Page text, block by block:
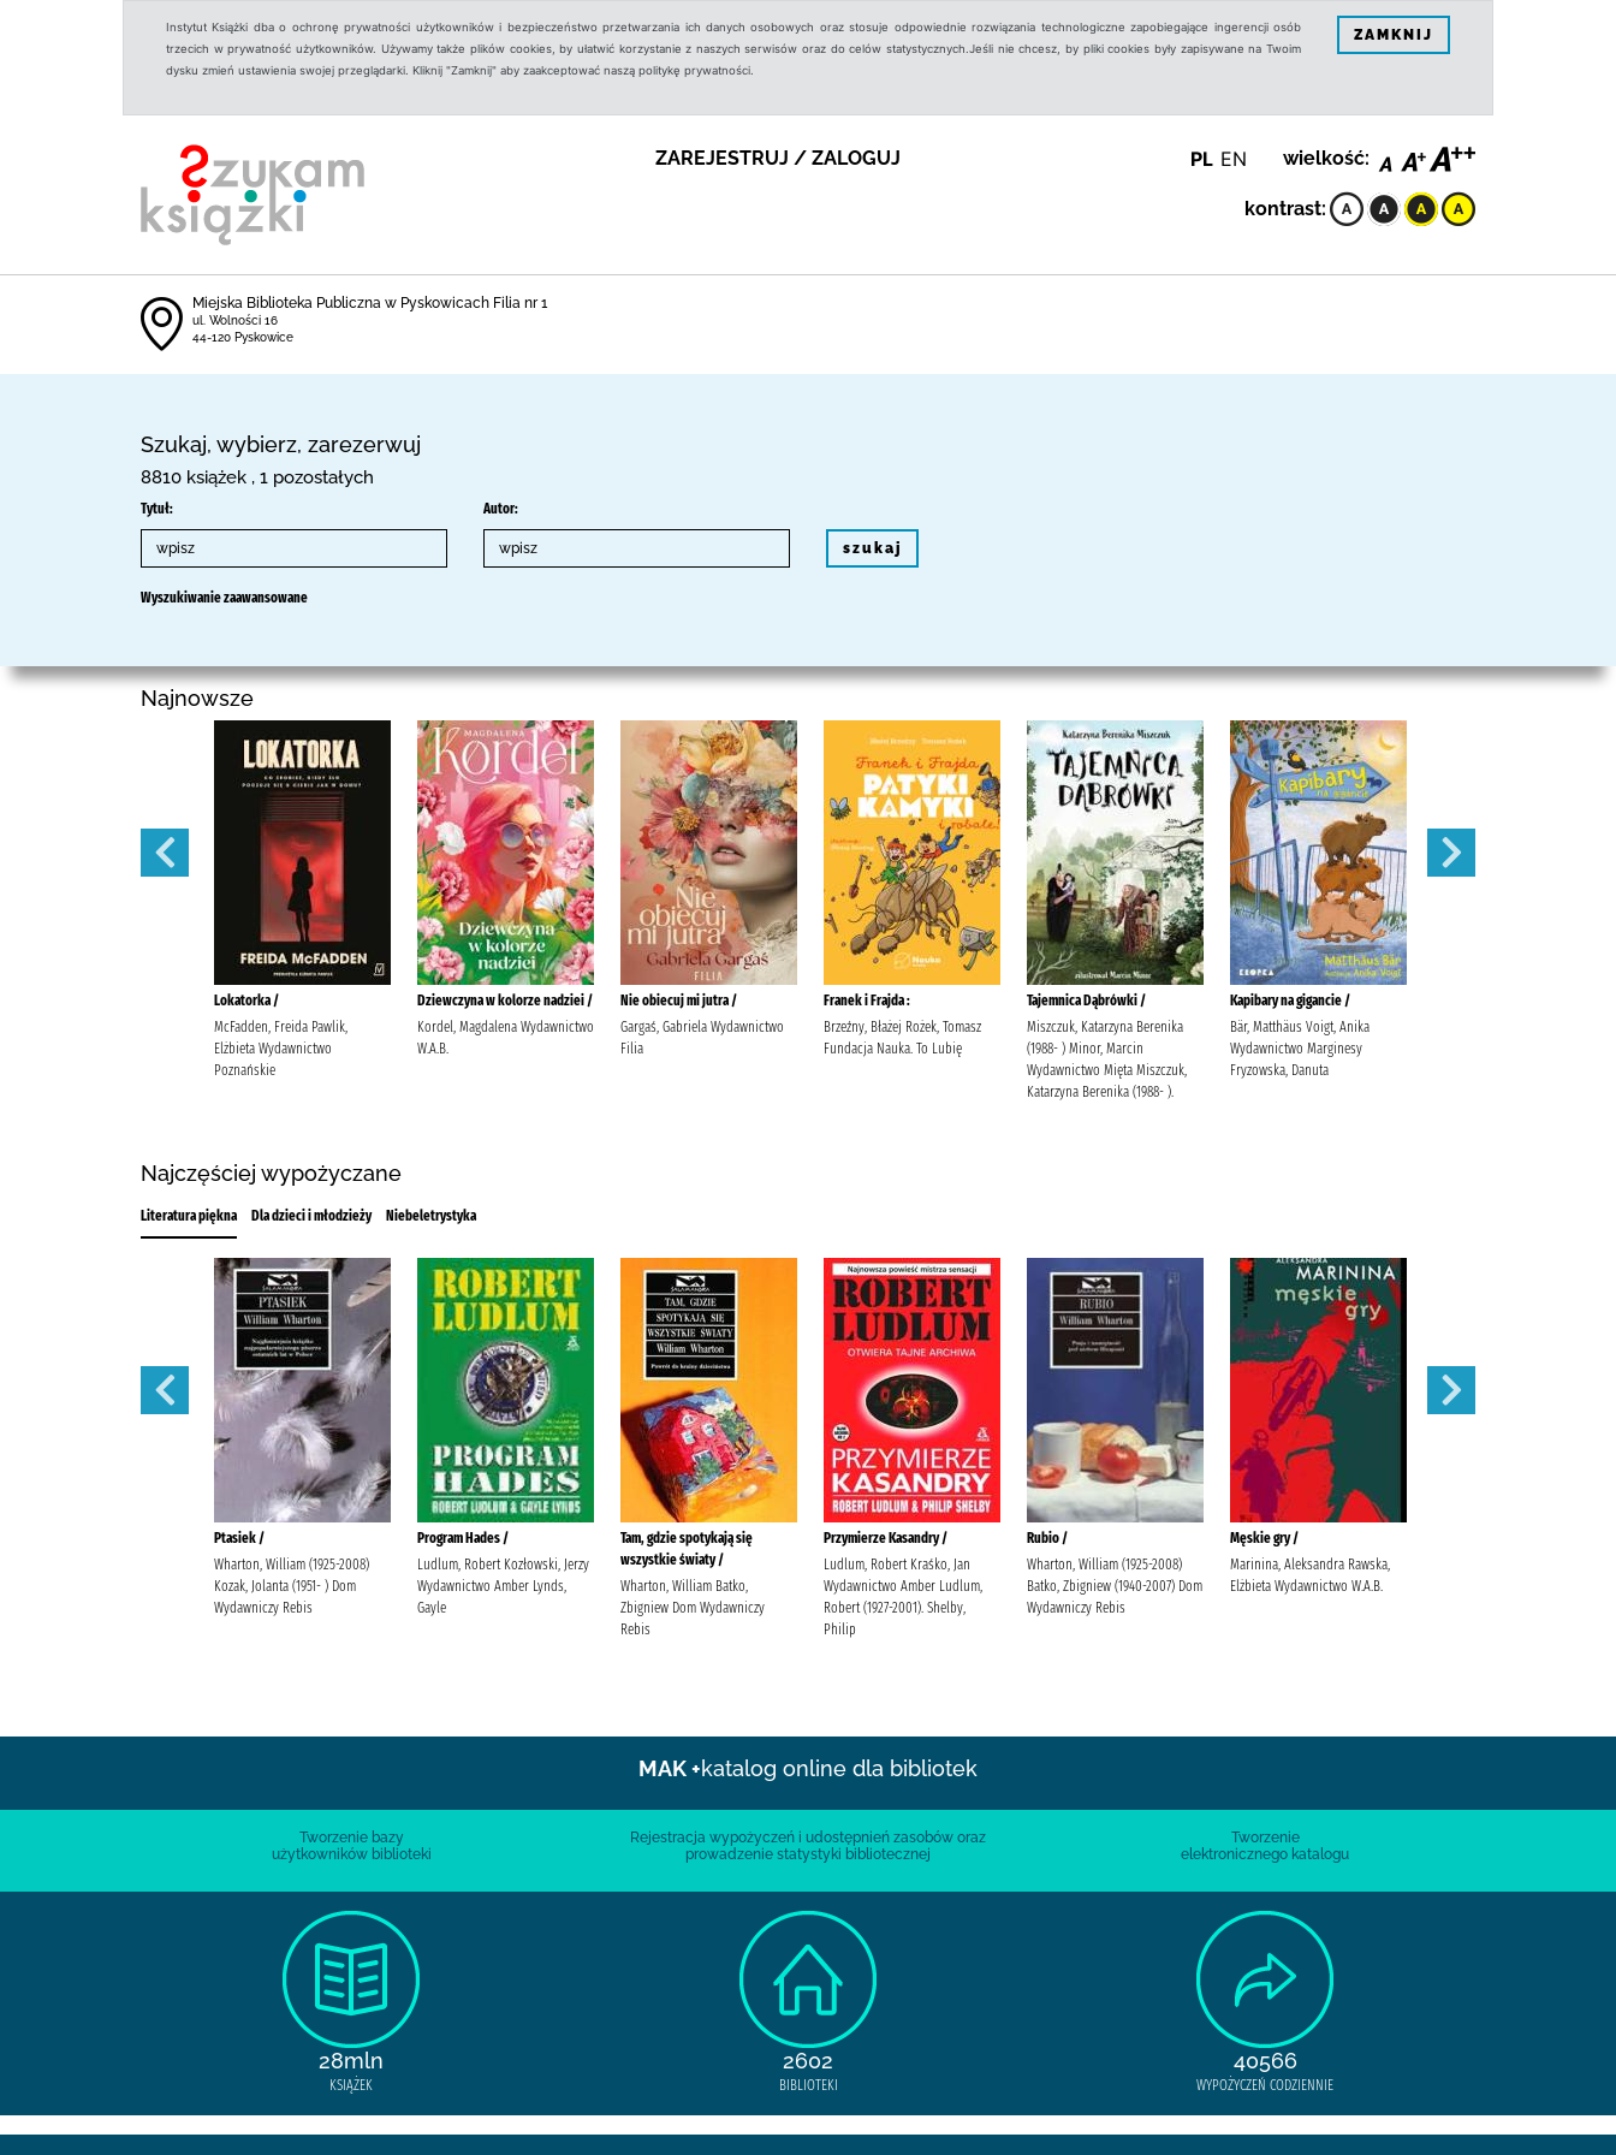
Instytut Książki dba o ochronę prywatności użytkowników i bezpieczeństwo przetwarzania ich danych osobowych oraz stosuje odpowiednie rozwiązania technologiczne zapobiegające ingerencji osób
trzecich w prywatność użytkowników. Używamy także plików cookies, by ułatwić korzystanie z naszych serwisów oraz do celów statystycznych.Jeśli nie chcesz, by pliki cookies były zapisywane na Twoim
dysku zmień ustawienia swojej przeglądarki. Kliknij "Zamknij" aby zaakceptować naszą politykę prywatności.
ZAMKNIJ
ZAREJESTRUJ / ZALOGUJ PL EN wielkość:
kontrast:
Miejska Biblioteka Publiczna w Pyskowicach Filia nr 1
ul. Wolności 16
44-120 Pyskowice
Szukaj, wybierz, zarezerwuj
8810 książek , 1 pozostałych
Tytuł: Autor:
szukaj
Wyszukiwanie zaawansowane
Najnowsze
Lokatorka /
McFadden, Freida Pawlik,
Elżbieta Wydawnictwo
Poznańskie
Dziewczyna w kolorze nadziei /
Kordel, Magdalena Wydawnictwo
W.A.B.
Nie obiecuj mi jutra /
Gargaś, Gabriela Wydawnictwo
Filia
Franek i Frajda :
Brzeźny, Błażej Rożek, Tomasz
Fundacja Nauka. To Lubię
Tajemnica Dąbrówki /
Miszczuk, Katarzyna Berenika
(1988- ) Minor, Marcin
Wydawnictwo Mięta Miszczuk,
Katarzyna Berenika (1988- ).
Kapibary na gigancie /
Bär, Matthäus Voigt, Anika
Wydawnictwo Marginesy
Fryzowska, Danuta
Najczęściej wypożyczane
Literatura piękna Dla dzieci i młodzieży Niebeletrystyka
Ptasiek /
Wharton, William (1925-2008)
Kozak, Jolanta (1951- ) Dom
Wydawniczy Rebis
Program Hades /
Ludlum, Robert Kozłowski, Jerzy
Wydawnictwo Amber Lynds,
Gayle
Tam, gdzie spotykają się
wszystkie światy /
Wharton, William Batko,
Zbigniew Dom Wydawniczy
Rebis
Przymierze Kasandry /
Ludlum, Robert Kraśko, Jan
Wydawnictwo Amber Ludlum,
Robert (1927-2001). Shelby,
Philip
Rubio /
Wharton, William (1925-2008)
Batko, Zbigniew (1940-2007) Dom
Wydawniczy Rebis
Męskie gry /
Marinina, Aleksandra Rawska,
Elżbieta Wydawnictwo W.A.B.
MAK +katalog online dla bibliotek
Tworzenie bazy
użytkowników biblioteki
Rejestracja wypożyczeń i udostępnień zasobów oraz
prowadzenie statystyki bibliotecznej
Tworzenie
elektronicznego katalogu
28mln
KSIĄŻEK
2602
BIBLIOTEKI
40566
WYPOŻYCZEŃ CODZIENNIE